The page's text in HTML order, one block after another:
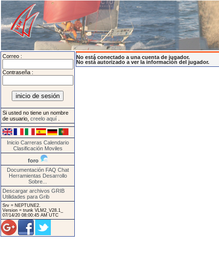
Correo :
Contraseña :
Si usted no tiene un nombre
de usuario, creelo aquí
Inicio Carreras Calendario
Clasificación Moviles
foro
Documentación FAQ Chat
Herramientas Desarrollo
Sobre...
Descargar archivos GRIB
Utilidades para Grib
Srv = NEPTUNE2.
Version = trunk VLM2_V28.1_
07/14/20 08:00:45 AM UTC
No está conectado a una cuenta de jugador.
No está autorizado a ver la información del jugador.